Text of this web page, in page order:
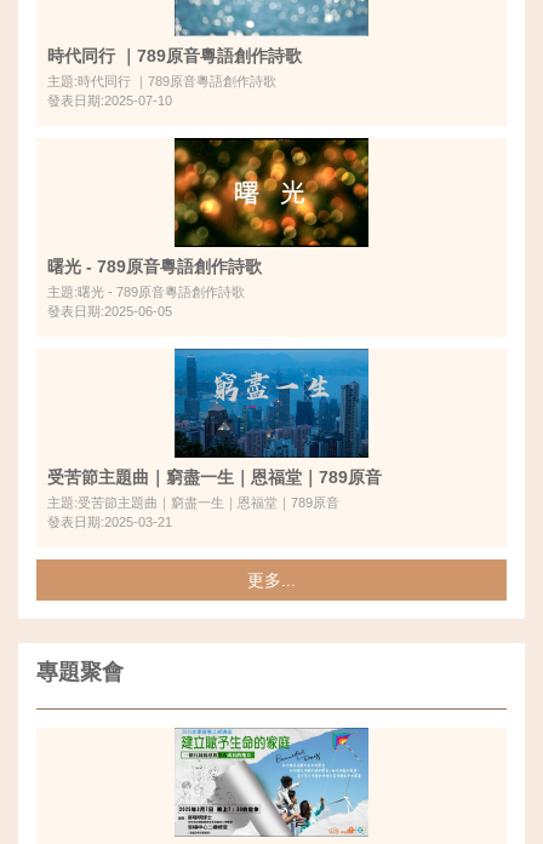
時代同行 ｜789原音粵語創作詩歌
主題:時代同行 ｜789原音粵語創作詩歌
發表日期:2025-07-10
曙光 - 789原音粵語創作詩歌
主題:曙光 - 789原音粵語創作詩歌
發表日期:2025-06-05
受苦節主題曲｜窮盡一生｜恩福堂｜789原音
主題:受苦節主題曲｜窮盡一生｜恩福堂｜789原音
發表日期:2025-03-21
更多...
專題聚會